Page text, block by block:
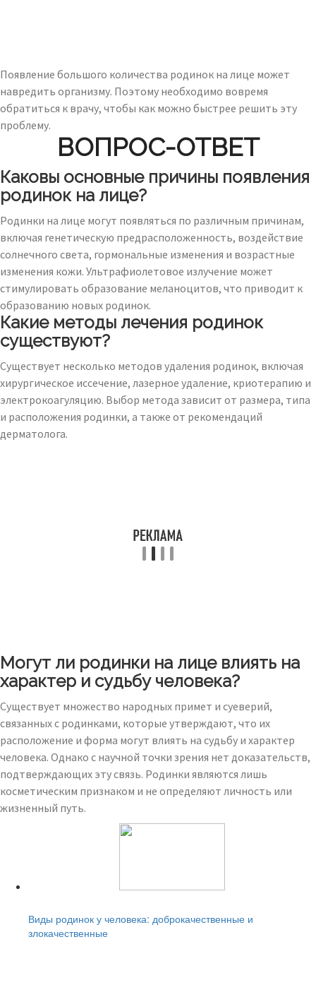
Появление большого количества родинок на лице может
навредить организму. Поэтому необходимо вовремя
обратиться к врачу, чтобы как можно быстрее решить эту
проблему.
ВОПРОС-ОТВЕТ
Каковы основные причины появления
родинок на лице?
Родинки на лице могут появляться по различным причинам,
включая генетическую предрасположенность, воздействие
солнечного света, гормональные изменения и возрастные
изменения кожи. Ультрафиолетовое излучение может
стимулировать образование меланоцитов, что приводит к
образованию новых родинок.
Какие методы лечения родинок
существуют?
Существует несколько методов удаления родинок, включая
хирургическое иссечение, лазерное удаление, криотерапию и
электрокоагуляцию. Выбор метода зависит от размера, типа
и расположения родинки, а также от рекомендаций
дерматолога.
Могут ли родинки на лице влиять на
характер и судьбу человека?
Существует множество народных примет и суеверий,
связанных с родинками, которые утверждают, что их
расположение и форма могут влиять на судьбу и характер
человека. Однако с научной точки зрения нет доказательств,
подтверждающих эту связь. Родинки являются лишь
косметическим признаком и не определяют личность или
жизненный путь.
Виды родинок у человека: доброкачественные и
злокачественные